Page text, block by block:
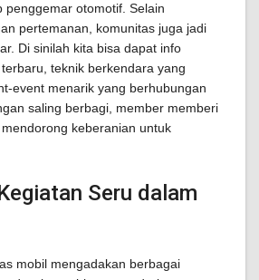
penggemar otomotif. Selain
pertemanan, komunitas juga jadi
Di sinilah kita bisa dapat info
teknik berkendara yang
event menarik yang berhubungan
saling berbagi, member memberi
keberanian untuk
Seru dalam
mobil mengadakan berbagai